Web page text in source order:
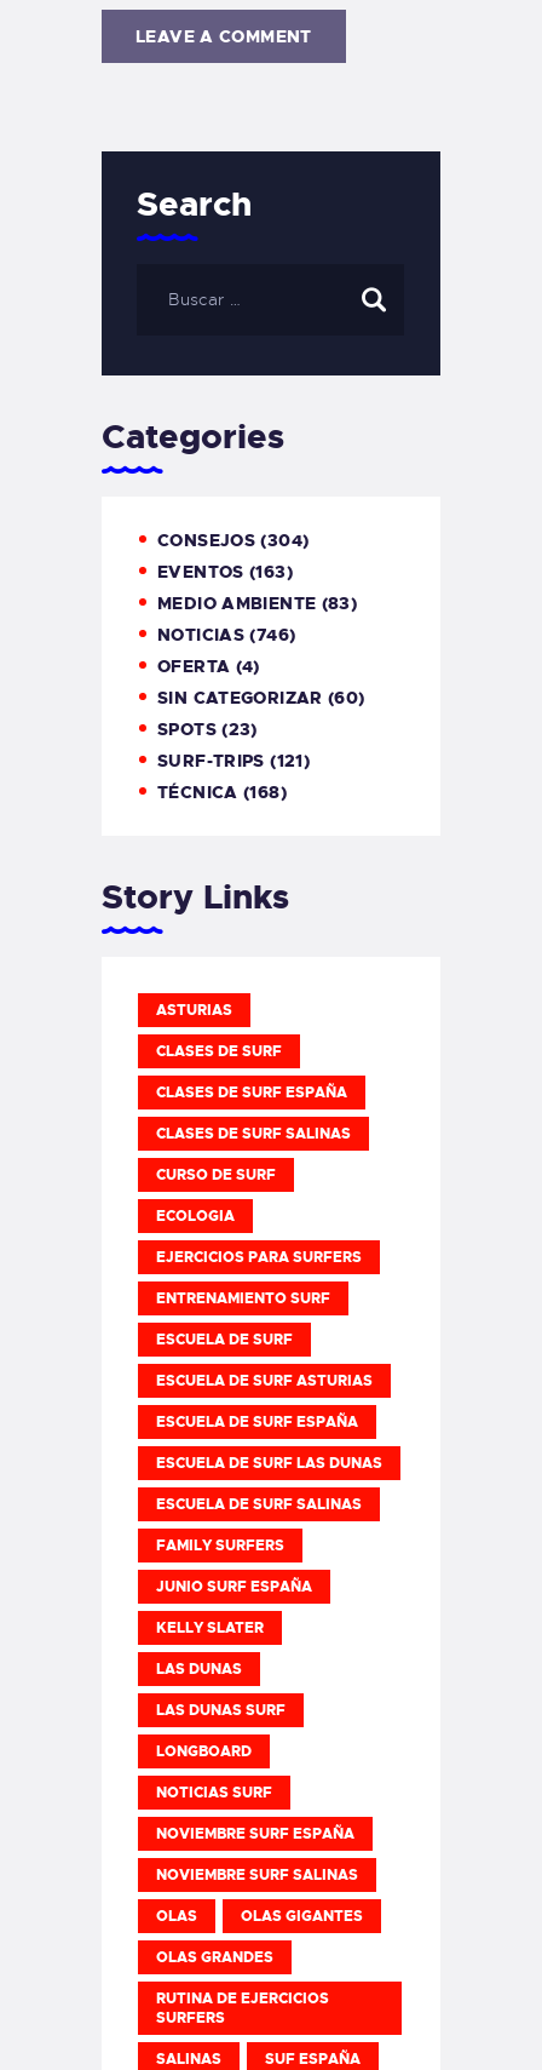
Search
Categories
CONSEJOS (304)
EVENTOS (163)
MEDIO AMBIENTE (83)
NOTICIAS (746)
OFERTA (4)
SIN CATEGORIZAR (60)
SPOTS(23)
SURF-TRIPS (121)
TÉCNICA (168)
Story Links
ASTURIAS
CLASES DE SURF
CLASES DE SURF ESPAÑA
CLASES DE SURF SALINAS
CURSO DE SURF
ECOLOGIA
EJERCICIOS PARA SURFERS
ENTRENAMIENTO SURF
ESCUELA DE SURF
ESCUELA DE SURF ASTURIAS
ESCUELA DE SURF ESPAÑA
ESCUELA DE SURF LAS DUNAS
ESCUELA DE SURF SALINAS
FAMILY SURFERS
JUNIO SURF ESPAÑA
KELLY SLATER
LAS DUNAS
LAS DUNAS SURF
LONGBOARD
NOTICIAS SURF
NOVIEMBRE SURF ESPAÑA
NOVIEMBRE SURF SALINAS
OLAS OLAS GIGANTES
OLAS GRANDES
RUTINA DE EJERCICIOS
SURFERS
SALINAS SUF ESPAÑA